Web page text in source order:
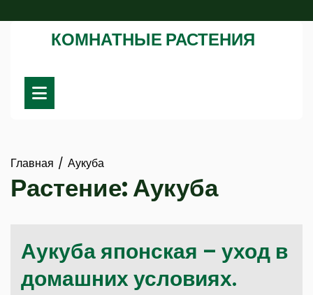
к
содержимомуКОМНАТНЫЕ РАСТЕНИЯ
Главная Аукуба
Растение:Аукуба
Аукуба японская – уход в
домашних условиях.